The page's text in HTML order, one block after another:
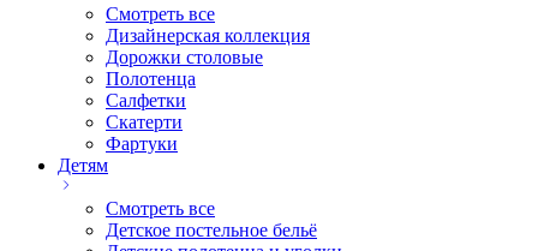
Смотреть все
Дизайнерская коллекция
Дорожки столовые
Полотенца
Салфетки
Скатерти
Фартуки
Детям
Смотреть все
Детское постельное бельё